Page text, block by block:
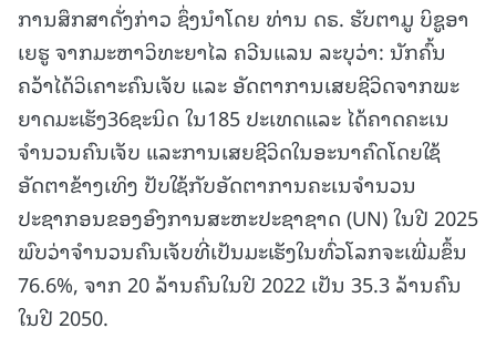
ການສຶກສາດັ່ງກ່າວ ຊຶ່ງນໍາໂດຍ ທ່ານ ດຣ. ຮັບຕາມູ ບິຊູອາ
ເຍຮູ ຈາກມະຫາວິທະຍາໄລ ຄວີນແລນ ລະບຸວ່າ: ນັກຄົ້ນ
ຄວ້າໄດ້ວິເຄາະຄົນເຈັບ ແລະ ອັດຕາການເສຍຊີວິດຈາກພະ
ຍາດມະເຮັງ36ຊະນິດ ໃນ185 ປະເທດແລະ ໄດ້ຄາດຄະເນ
ຈຳນວນຄົນເຈັບ ແລະການເສຍຊີວິດໃນອະນາຄົດໂດຍໃຊ້
ອັດຕາຂ້າງເທິງ ປັບໃຊ້ກັບອັດຕາການຄະເນຈຳນວນ
ປະຊາກອນຂອງອົງການສະຫະປະຊາຊາດ (UN) ໃນປີ 2025
ພົບວ່າຈໍານວນຄົນເຈັບທີ່ເປັນມະເຮັງໃນທົ່ວໂລກຈະເພີ່ມຂຶ້ນ
76.6%, ຈາກ 20 ລ້ານຄົນໃນປີ 2022 ເປັນ 35.3 ລ້ານຄົນ
ໃນປີ 2050.